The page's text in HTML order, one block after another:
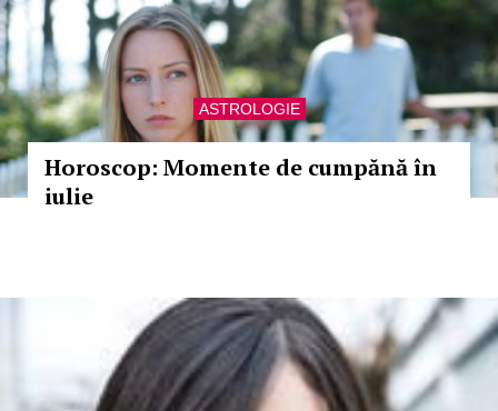
ASTROLOGIE
Horoscop: Momente de cumpănă în
iulie